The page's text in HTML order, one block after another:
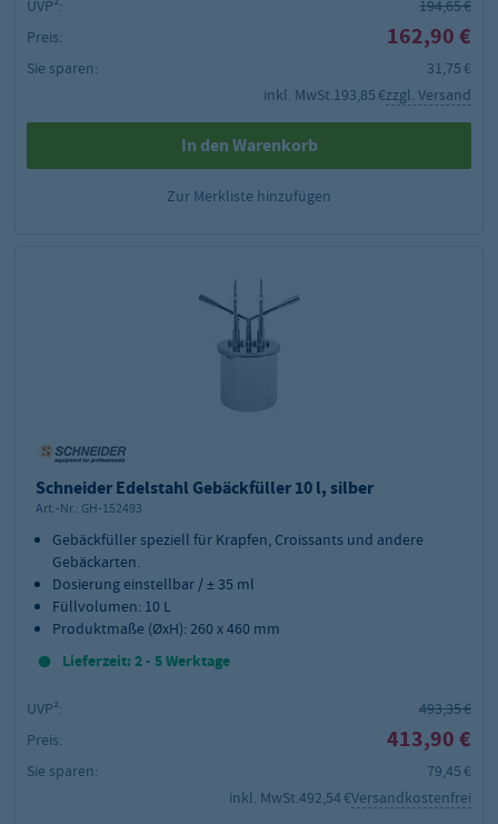
UVP²:
194,65 €
Preis:
162,90 €
Sie sparen:
31,75 €
inkl. MwSt.193,85 €zzgl. Versand
In den Warenkorb
Zur Merkliste hinzufügen
Schneider Edelstahl Gebäckfüller 10 l, silber
Art.-Nr.: GH-152493
Gebäckfüller speziell für Krapfen, Croissants und andere
Gebäckarten.
Dosierung einstellbar / ± 35 ml
Füllvolumen: 10 L
Produktmaße (ØxH): 260 x 460 mm
Lieferzeit: 2 - 5 Werktage
UVP²:
493,35 €
Preis:
413,90 €
Sie sparen:
79,45 €
inkl. MwSt.492,54 €Versandkostenfrei